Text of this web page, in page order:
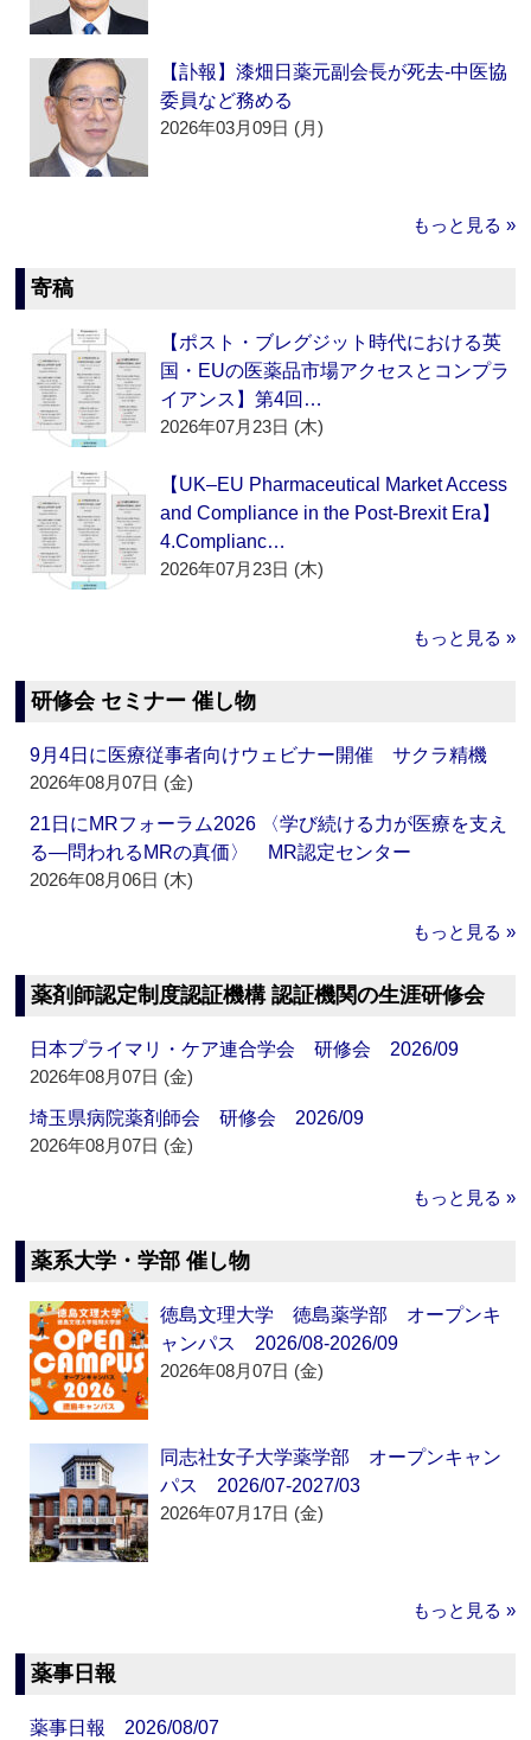
【訃報】漆畑日薬元副会長が死去‐中医協
委員など務める
2026年03月09日 (月)
もっと見る »
寄稿
【ポスト・ブレグジット時代における英
国・EUの医薬品市場アクセスとコンプラ
イアンス】第4回…
2026年07月23日 (木)
【UK–EU Pharmaceutical Market Access
and Compliance in the Post-Brexit Era】
4.Complianc…
2026年07月23日 (木)
もっと見る »
研修会 セミナー 催し物
9月4日に医療従事者向けウェビナー開催 サクラ精機
2026年08月07日 (金)
21日にMRフォーラム2026 〈学び続ける力が医療を支え
る―問われるMRの真価〉 MR認定センター
2026年08月06日 (木)
もっと見る »
薬剤師認定制度認証機構 認証機関の生涯研修会
日本プライマリ・ケア連合学会 研修会 2026/09
2026年08月07日 (金)
埼玉県病院薬剤師会 研修会 2026/09
2026年08月07日 (金)
もっと見る »
薬系大学・学部 催し物
徳島文理大学 徳島薬学部 オープンキ
ャンパス 2026/08-2026/09
2026年08月07日 (金)
同志社女子大学薬学部 オープンキャン
パス 2026/07-2027/03
2026年07月17日 (金)
もっと見る »
薬事日報
薬事日報 2026/08/07